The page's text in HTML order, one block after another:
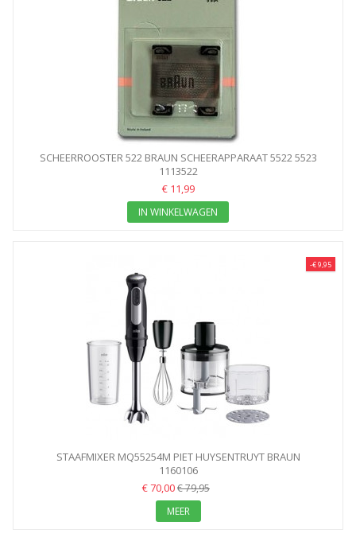
SCHEERROOSTER 522 BRAUN SCHEERAPPARAAT 5522 5523
1113522
€ 11,99
IN WINKELWAGEN
-€ 9,95
STAAFMIXER MQ55254M PIET HUYSENTRUYT BRAUN
1160106
€ 70,00€ 79,95
MEER